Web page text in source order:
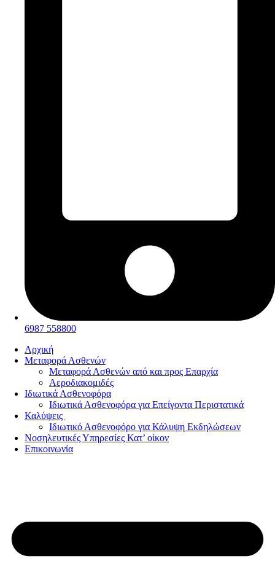
6987 558800
Αρχική
Μεταφορά Ασθενών
Μεταφορά Ασθενών από και προς Επαρχία
Αεροδιακομιδές
Ιδιωτικά Ασθενοφόρα
Ιδιωτικά Ασθενοφόρα για Επείγοντα Περιστατικά
Καλύψεις
Ιδιωτικό Ασθενοφόρο για Κάλυψη Εκδηλώσεων
Νοσηλευτικές Υπηρεσίες Κατ’ οίκον
Επικοινωνία